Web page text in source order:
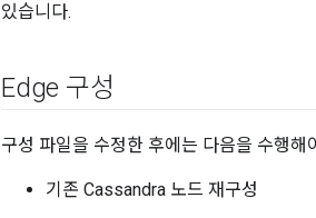
있습니다.
Edge 구성
구성 파일을 수정한 후에는 다음을 수행해
기존 Cassandra 노드 재구성